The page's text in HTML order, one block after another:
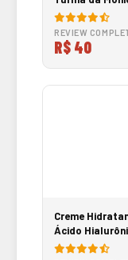
REVIEW
R$ 40
Creme
Ácido